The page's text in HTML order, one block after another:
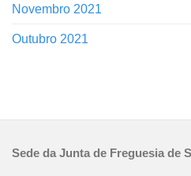
Novembro 2021
Outubro 2021
Sede da Junta de Freguesia de